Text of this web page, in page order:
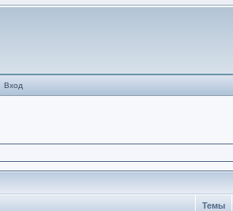
Вход
Темы